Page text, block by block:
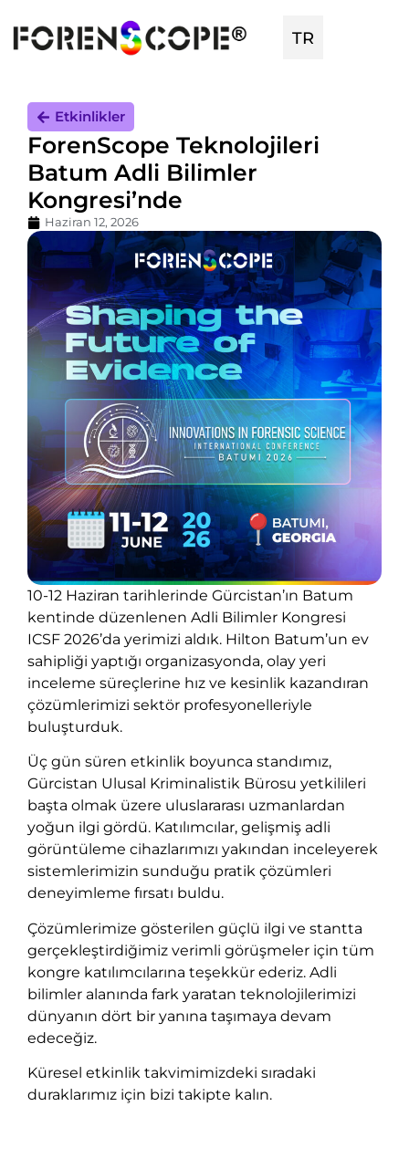
TR
Etkinlikler
ForenScope Teknolojileri
Batum Adli Bilimler
Kongresi’nde
Haziran 12, 2026
10-12 Haziran tarihlerinde Gürcistan’ın Batum
kentinde düzenlenen Adli Bilimler Kongresi
ICSF 2026’da yerimizi aldık. Hilton Batum’un ev
sahipliği yaptığı organizasyonda, olay yeri
inceleme süreçlerine hız ve kesinlik kazandıran
çözümlerimizi sektör profesyonelleriyle
buluşturduk.
Üç gün süren etkinlik boyunca standımız,
Gürcistan Ulusal Kriminalistik Bürosu yetkilileri
başta olmak üzere uluslararası uzmanlardan
yoğun ilgi gördü. Katılımcılar, gelişmiş adli
görüntüleme cihazlarımızı yakından inceleyerek
sistemlerimizin sunduğu pratik çözümleri
deneyimleme fırsatı buldu.
Çözümlerimize gösterilen güçlü ilgi ve stantta
gerçekleştirdiğimiz verimli görüşmeler için tüm
kongre katılımcılarına teşekkür ederiz. Adli
bilimler alanında fark yaratan teknolojilerimizi
dünyanın dört bir yanına taşımaya devam
edeceğiz.
Küresel etkinlik takvimimizdeki sıradaki
duraklarımız için bizi takipte kalın.